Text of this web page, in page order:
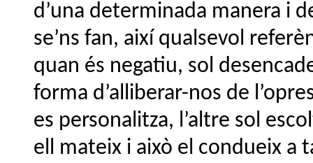
d’una determinada manera i
se’ns fan, així qualsevol
quan és negatiu, sol
forma d’alliberar-nos de
es personalitza, l’altre sol
ell mateix i això el condueix a